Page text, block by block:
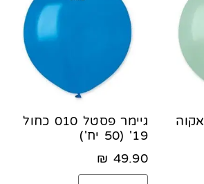
גיימר פסטל 050 אקוה
גיימר פסטל 010 כחול
19' (50 יח')
49.90
₪